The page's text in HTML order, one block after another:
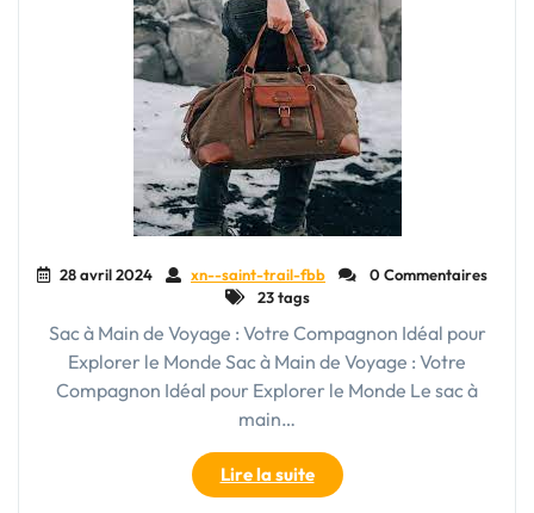
28 avril 2024 xn--saint-trail-fbb
0 Commentaires
23 tags
Sac à Main de Voyage : Votre Compagnon Idéal pour
Explorer le Monde Sac à Main de Voyage : Votre
Compagnon Idéal pour Explorer le Monde Le sac à
main…
Lire la suite"Le
Sac